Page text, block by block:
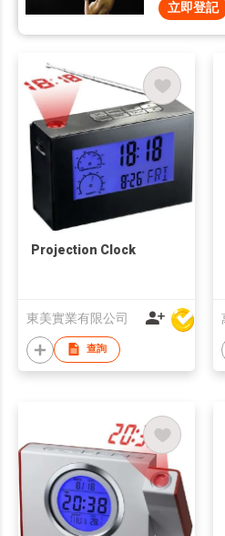
立即登記
Projection Clock
東美實業有限公司
查詢